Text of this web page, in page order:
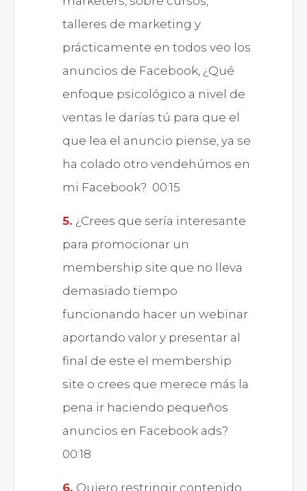
talleres de marketing y
prácticamente en todos veo los
anuncios de Facebook, ¿Qué
enfoque psicológico a nivel de
ventas le darías tú para que el
que lea el anuncio piense, ya se
ha colado otro vendehúmos en
mi Facebook? 00:15
¿Crees que sería interesante
para promocionar un
membership site que no lleva
demasiado tiempo
funcionando hacer un webinar
aportando valor y presentar al
final de este el membership
site o crees que merece más la
pena ir haciendo pequeños
anuncios en Facebook ads?
00:18
Quiero restringir contenido